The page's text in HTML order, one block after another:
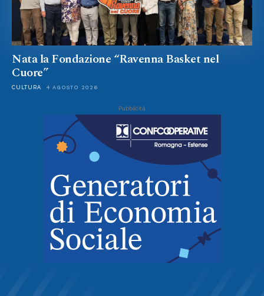
Nata la Fondazione “Ravenna Basket nel
Cuore”
CULTURA 4 AGOSTO 2026
Pubblicità